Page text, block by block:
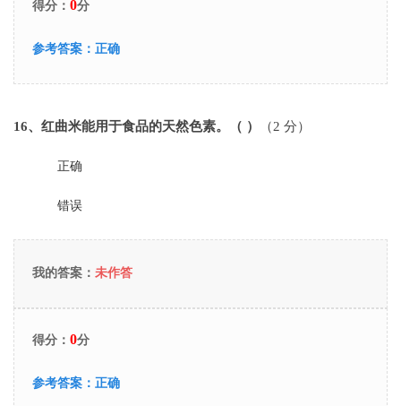
得分： 0分
参考答案： 正确
16、红曲米能用于食品的天然色素。（ ） （2 分）
正确
错误
我的答案： 未作答
得分： 0分
参考答案： 正确